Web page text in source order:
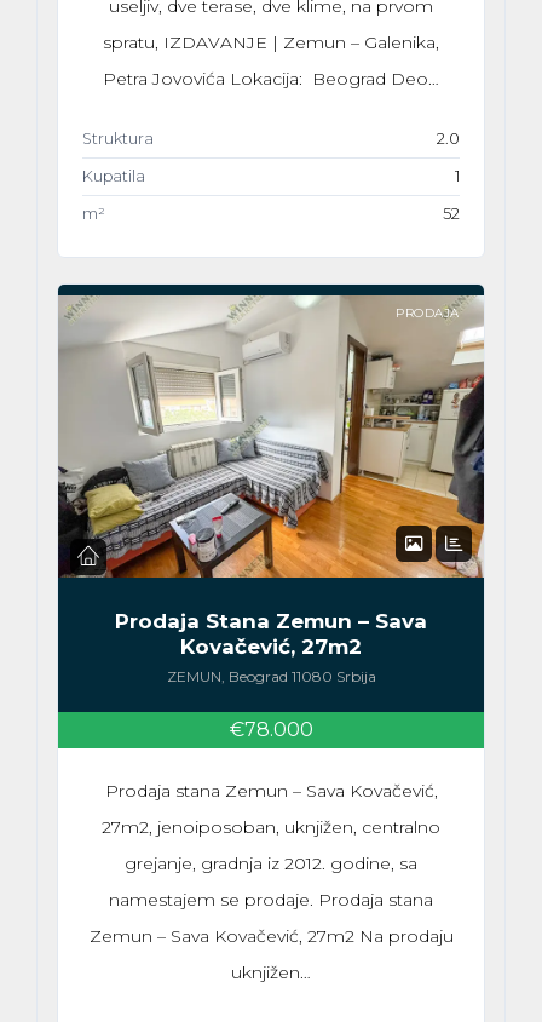
useljiv, dve terase, dve klime, na prvom
spratu, IZDAVANJE | Zemun – Galenika,
Petra Jovovića Lokacija: Beograd Deo…
Struktura 2.0
Kupatila 1
m² 52
PRODAJA
Prodaja Stana Zemun – Sava
Kovačević, 27m2
ZEMUN, Beograd 11080 Srbija
€78.000
Prodaja stana Zemun – Sava Kovačević,
27m2, jenoiposoban, uknjižen, centralno
grejanje, gradnja iz 2012. godine, sa
namestajem se prodaje. Prodaja stana
Zemun – Sava Kovačević, 27m2 Na prodaju
uknjižen…